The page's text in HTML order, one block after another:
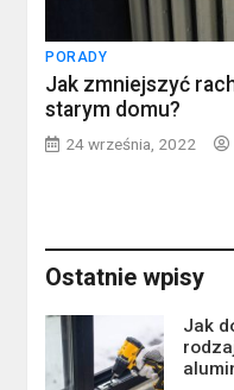
PORADY
Jak zmniejszyć
starym domu?
24 września, 2022
Ostatnie wpisy
Jak